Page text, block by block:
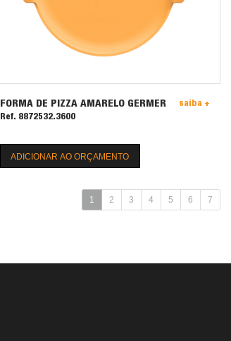
FORMA DE PIZZA AMARELO GERMER
saiba +
Ref. 8872532.3600
ADICIONAR AO ORÇAMENTO
1 2 3 4 5 6 7